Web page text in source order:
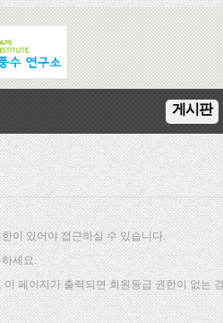
게시판
이 있어야 접근하실 수 있습니다.
세요.
이 페이지가 출력되면 회원등급 권한이 없는